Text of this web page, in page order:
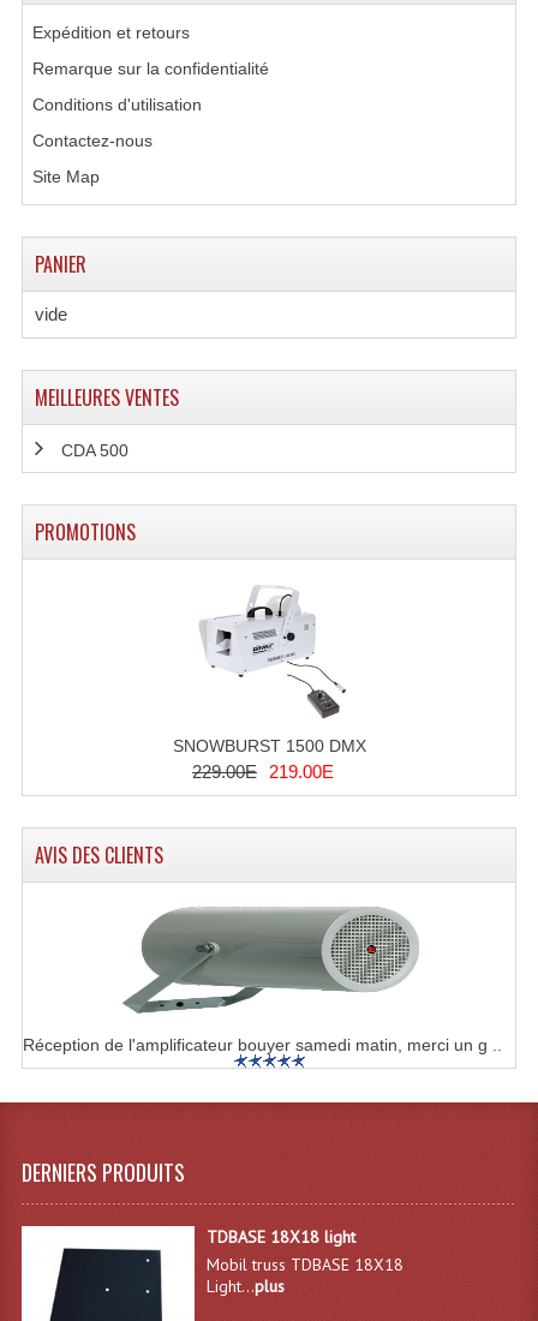
Enceintes Monitoring
Filtres Actifs, Correcteurs
Lecteurs Cd À Plats
Lecteurs Cd À Plats Lecteur MP3
Lecteurs Double Cd Mixage Intégrée
Lecteurs Double Cd MP3
Enregistreur Numérique
Platines Dvd Pour Dj
Platines Cassettes
Limiteur De Niveau Sonore
Microphones Scène Et Studio
Micro Sans Fil HF VHF 200MHZ
Micro Sans Fil HF UHF 800MHZ
Micros De Studio
Expédition et retours
Remarque sur la confidentialité
Conditions d'utilisation
Contactez-nous
Site Map
PANIER
vide
MEILLEURES VENTES
CDA 500
PROMOTIONS
SNOWBURST 1500 DMX
229.00E 219.00E
AVIS DES CLIENTS
Réception de l'amplificateur bouyer samedi matin, merci un g ..
DERNIERS PRODUITS
TDBASE 18X18 light
Mobil truss TDBASE 18X18
Light...plus